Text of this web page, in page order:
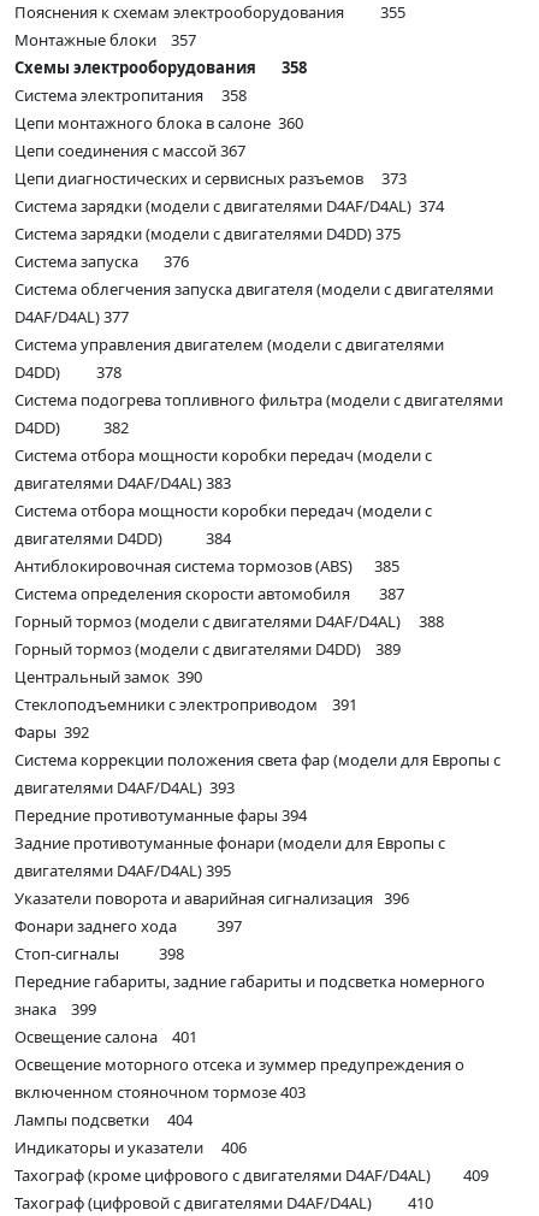
Пояснения к схемам электрооборудования 355
Монтажные блоки 357
Схемы электрооборудования 358
Система электропитания 358
Цепи монтажного блока в салоне 360
Цепи соединения с массой 367
Цепи диагностических и сервисных разъемов 373
Система зарядки (модели с двигателями D4AF/D4AL) 374
Система зарядки (модели с двигателями D4DD) 375
Система запуска 376
Система облегчения запуска двигателя (модели с двигателями
D4AF/D4AL) 377
Система управления двигателем (модели с двигателями
D4DD) 378
Система подогрева топливного фильтра (модели с двигателями
D4DD) 382
Система отбора мощности коробки передач (модели с
двигателями D4AF/D4AL) 383
Система отбора мощности коробки передач (модели с
двигателями D4DD) 384
Антиблокировочная система тормозов (ABS) 385
Система определения скорости автомобиля 387
Горный тормоз (модели с двигателями D4AF/D4AL) 388
Горный тормоз (модели с двигателями D4DD) 389
Центральный замок 390
Стеклоподъемники с электроприводом 391
Фары 392
Система коррекции положения света фар (модели для Европы с
двигателями D4AF/D4AL) 393
Передние противотуманные фары 394
Задние противотуманные фонари (модели для Европы с
двигателями D4AF/D4AL) 395
Указатели поворота и аварийная сигнализация 396
Фонари заднего хода 397
Стоп-сигналы 398
Передние габариты, задние габариты и подсветка номерного
знака 399
Освещение салона 401
Освещение моторного отсека и зуммер предупреждения о
включенном стояночном тормозе 403
Лампы подсветки 404
Индикаторы и указатели 406
Тахограф (кроме цифрового с двигателями D4AF/D4AL) 409
Тахограф (цифровой с двигателями D4AF/D4AL) 410